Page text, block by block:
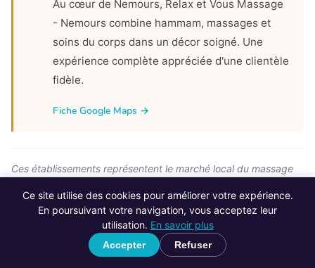
Au cœur de Nemours, Relax et Vous Massage
- Nemours combine hammam, massages et
soins du corps dans un décor soigné. Une
expérience complète appréciée d'une clientèle
fidèle.
Fiche Google Maps →
Ces établissements représentent le marché local du massage
Notreformation massage certifiante
vous permet d’exercer en
indépendant, en spa ou à domicile, dès 87€.
Ce site utilise des cookies pour améliorer votre expérience.
En poursuivant votre navigation, vous acceptez leur
utilisation. En savoir plus
Accepter Refuser